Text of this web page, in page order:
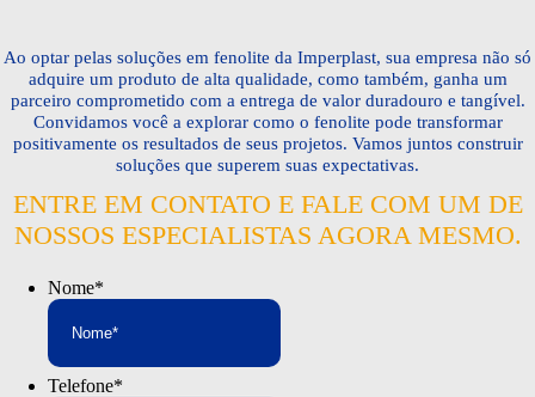
Ao optar pelas soluções em fenolite da Imperplast, sua empresa não só
adquire um produto de alta qualidade, como também, ganha um
parceiro comprometido com a entrega de valor duradouro e tangível.
Convidamos você a explorar como o fenolite pode transformar
positivamente os resultados de seus projetos. Vamos juntos construir
soluções que superem suas expectativas.
ENTRE EM CONTATO E FALE COM UM DE
NOSSOS ESPECIALISTAS AGORA MESMO.
Nome*
Telefone*